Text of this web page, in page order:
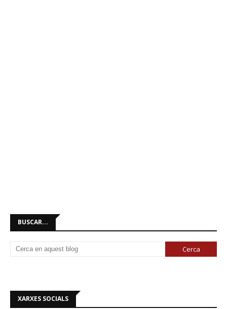
BUSCAR...
XARXES SOCIALS